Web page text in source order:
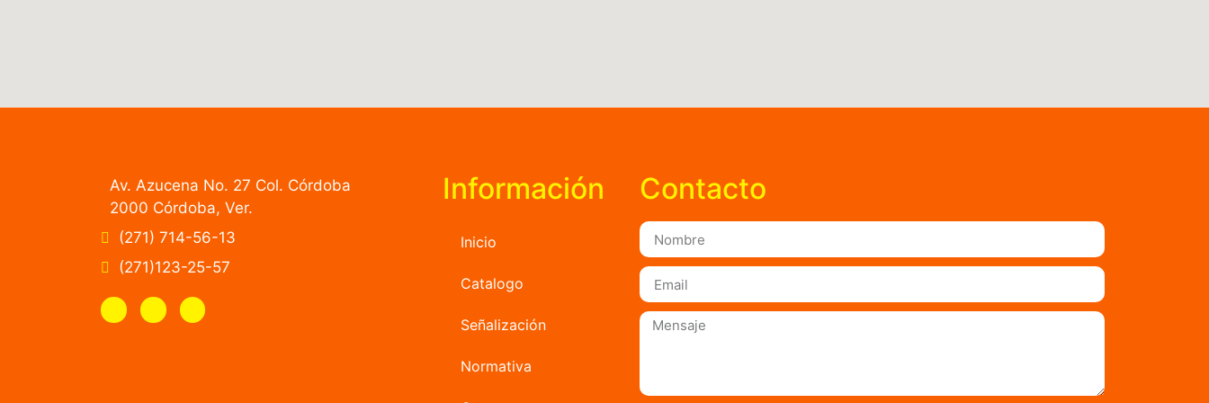
Av. Azucena No. 27 Col. Córdoba
2000 Córdoba, Ver.
(271) 714-56-13
(271)123-25-57
Información
Inicio
Catalogo
Señalización
Normativa
Contacto